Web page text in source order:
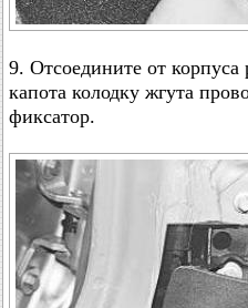
9. Отсоедините от корпуса
капота колодку жгута
фиксатор.